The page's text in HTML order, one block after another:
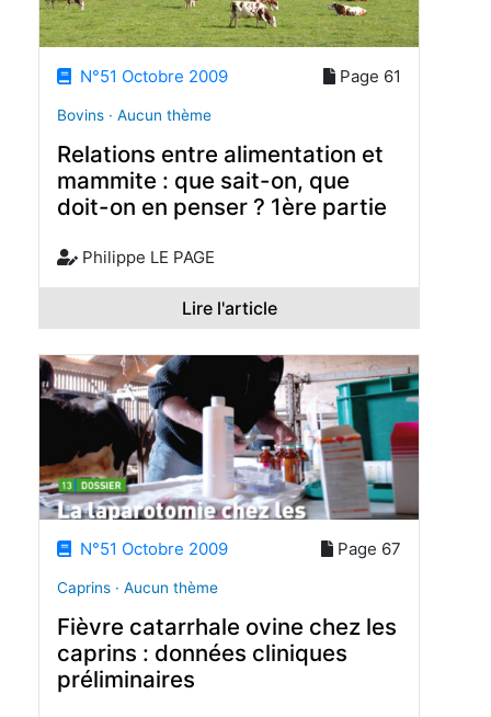
N°51 Octobre 2009 Page 61
Bovins · Aucun thème
Relations entre alimentation et
mammite : que sait-on, que
doit-on en penser ? 1ère partie
Philippe LE PAGE
Lire l'article
N°51 Octobre 2009 Page 67
Caprins · Aucun thème
Fièvre catarrhale ovine chez les
caprins : données cliniques
préliminaires